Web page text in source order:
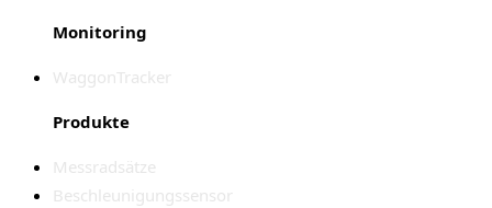
Monitoring
WaggonTracker
Produkte
Messradsätze
Beschleunigungssensor